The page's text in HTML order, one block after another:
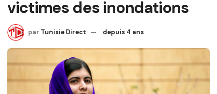
victimes des inondations
par Tunisie Direct depuis 4 ans